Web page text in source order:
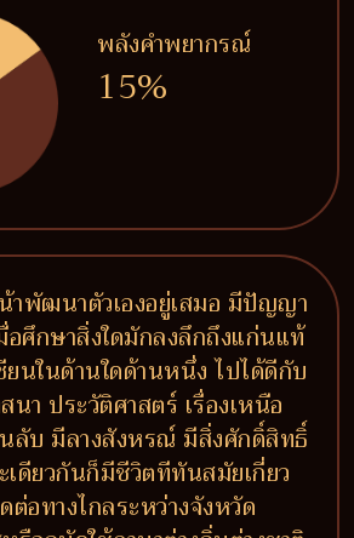
พลังคำพยากรณ์
15%
าพัฒนาตัวเองอยู่เสมอ มีปัญญา
อศึกษาสิ่งใดมักลงลึกถึงแก่นแท้
นในด้านใดด้านหนึ่ง ไปได้ดีกับ
นา ประวัติศาสตร์ เรื่องเหนือ
ลับ มีลางสังหรณ์ มีสิ่งศักดิ์สิทธิ์
ดียวกันก็มีชีวิตทีทันสมัยเกี่ยว
ต่อทางไกลระหว่างจังหวัด